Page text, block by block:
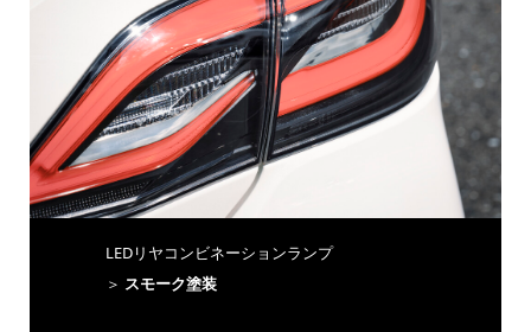
LEDリヤコンビネーションランプ
＞ スモーク塗装